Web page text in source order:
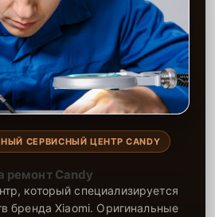
СЕРВИСНЫЙ ЦЕНТР CANDY
ремонт Candy
который специализируется
бренда Xiaomi. Оригинальные